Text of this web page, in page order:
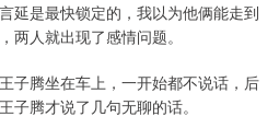
延是最快锁定的，我以为他俩能走到
两人就出现了感情问题。
子腾坐在车上，一开始都不说话，后
子腾才说了几句无聊的话。